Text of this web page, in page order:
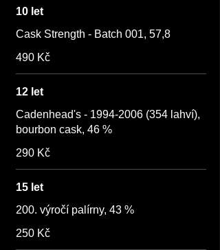
10 let
Cask Strength - Batch 001, 57,8
490 Kč
12 let
Cadenhead's - 1994-2006 (354 lahví),
bourbon cask, 46 %
290 Kč
15 let
200. výročí palírny, 43 %
250 Kč